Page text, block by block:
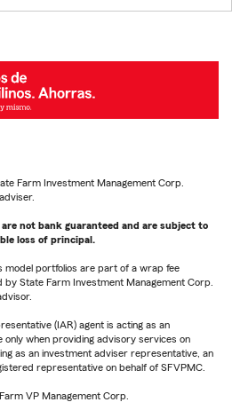
Farm Investment Management Corp.
not bank guaranteed and are subject to
loss of principal.
model portfolios are part of a wrap fee
State Farm Investment Management Corp.
(IAR) agent is acting as an
when providing advisory services on
as an investment adviser representative, an
representative on behalf of SFVPMC.
VP Management Corp.